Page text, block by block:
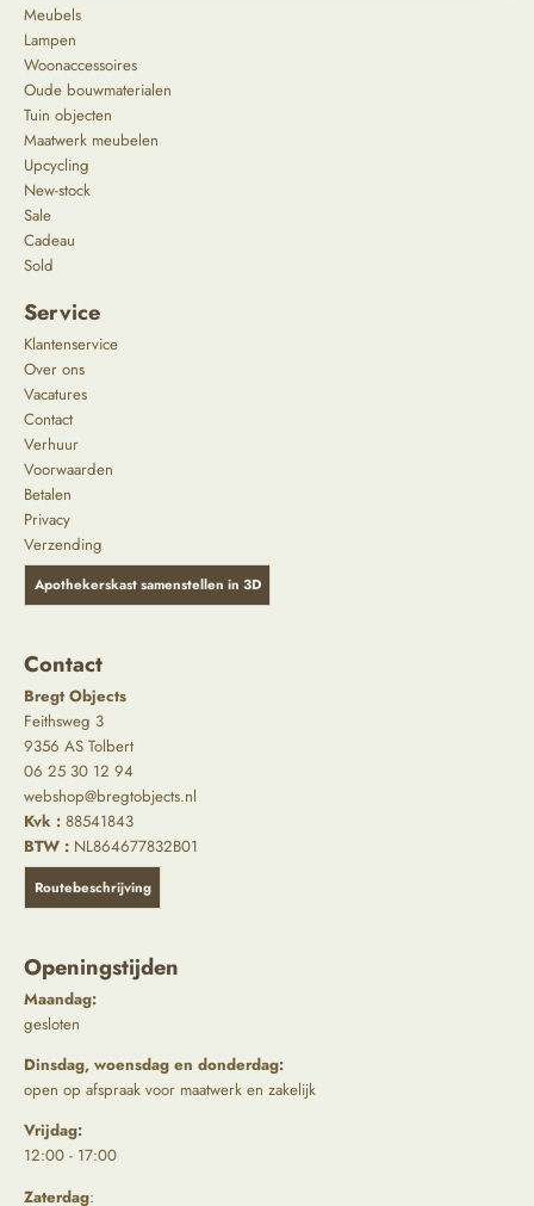
Meubels
Lampen
Woonaccessoires
Oude bouwmaterialen
Tuin objecten
Maatwerk meubelen
Upcycling
New-stock
Sale
Cadeau
Sold
Service
Klantenservice
Over ons
Vacatures
Contact
Verhuur
Voorwaarden
Betalen
Privacy
Verzending
Apothekerskast samenstellen in 3D
Contact
Bregt Objects
Feithsweg 3
9356 AS Tolbert
06 25 30 12 94
webshop@bregtobjects.nl
Kvk : 88541843
BTW : NL864677832B01
Routebeschrijving
Openingstijden
Maandag:
gesloten
Dinsdag, woensdag en donderdag:
open op afspraak voor maatwerk en zakelijk
Vrijdag:
12:00 - 17:00
Zaterdag: